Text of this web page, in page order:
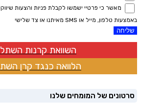
מאשר כי פרטיי ישמשו לקבלת פניות והצעות
באמצעות טלפון, מייל או SMS מאיתנו או צד שלישי
שליחה
השוואת קרנות
הלוואה כנגד קרן
סרטונים של המומחים שלנו